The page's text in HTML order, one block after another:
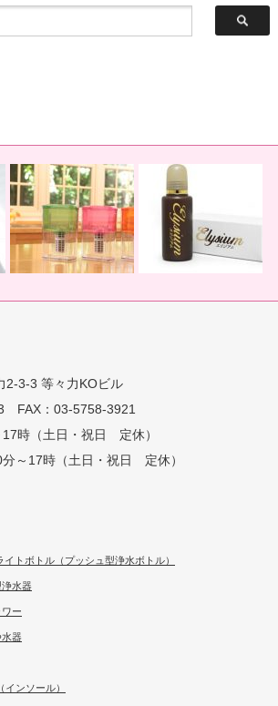
2-3-3 等々力KOビル
FAX：03-5758-3921
時（土日・祝日 定休）
～17時（土日・祝日 定休）
トボトル（プッシュ型浄水ボトル）
浄水器
ー
水器
ンソール）